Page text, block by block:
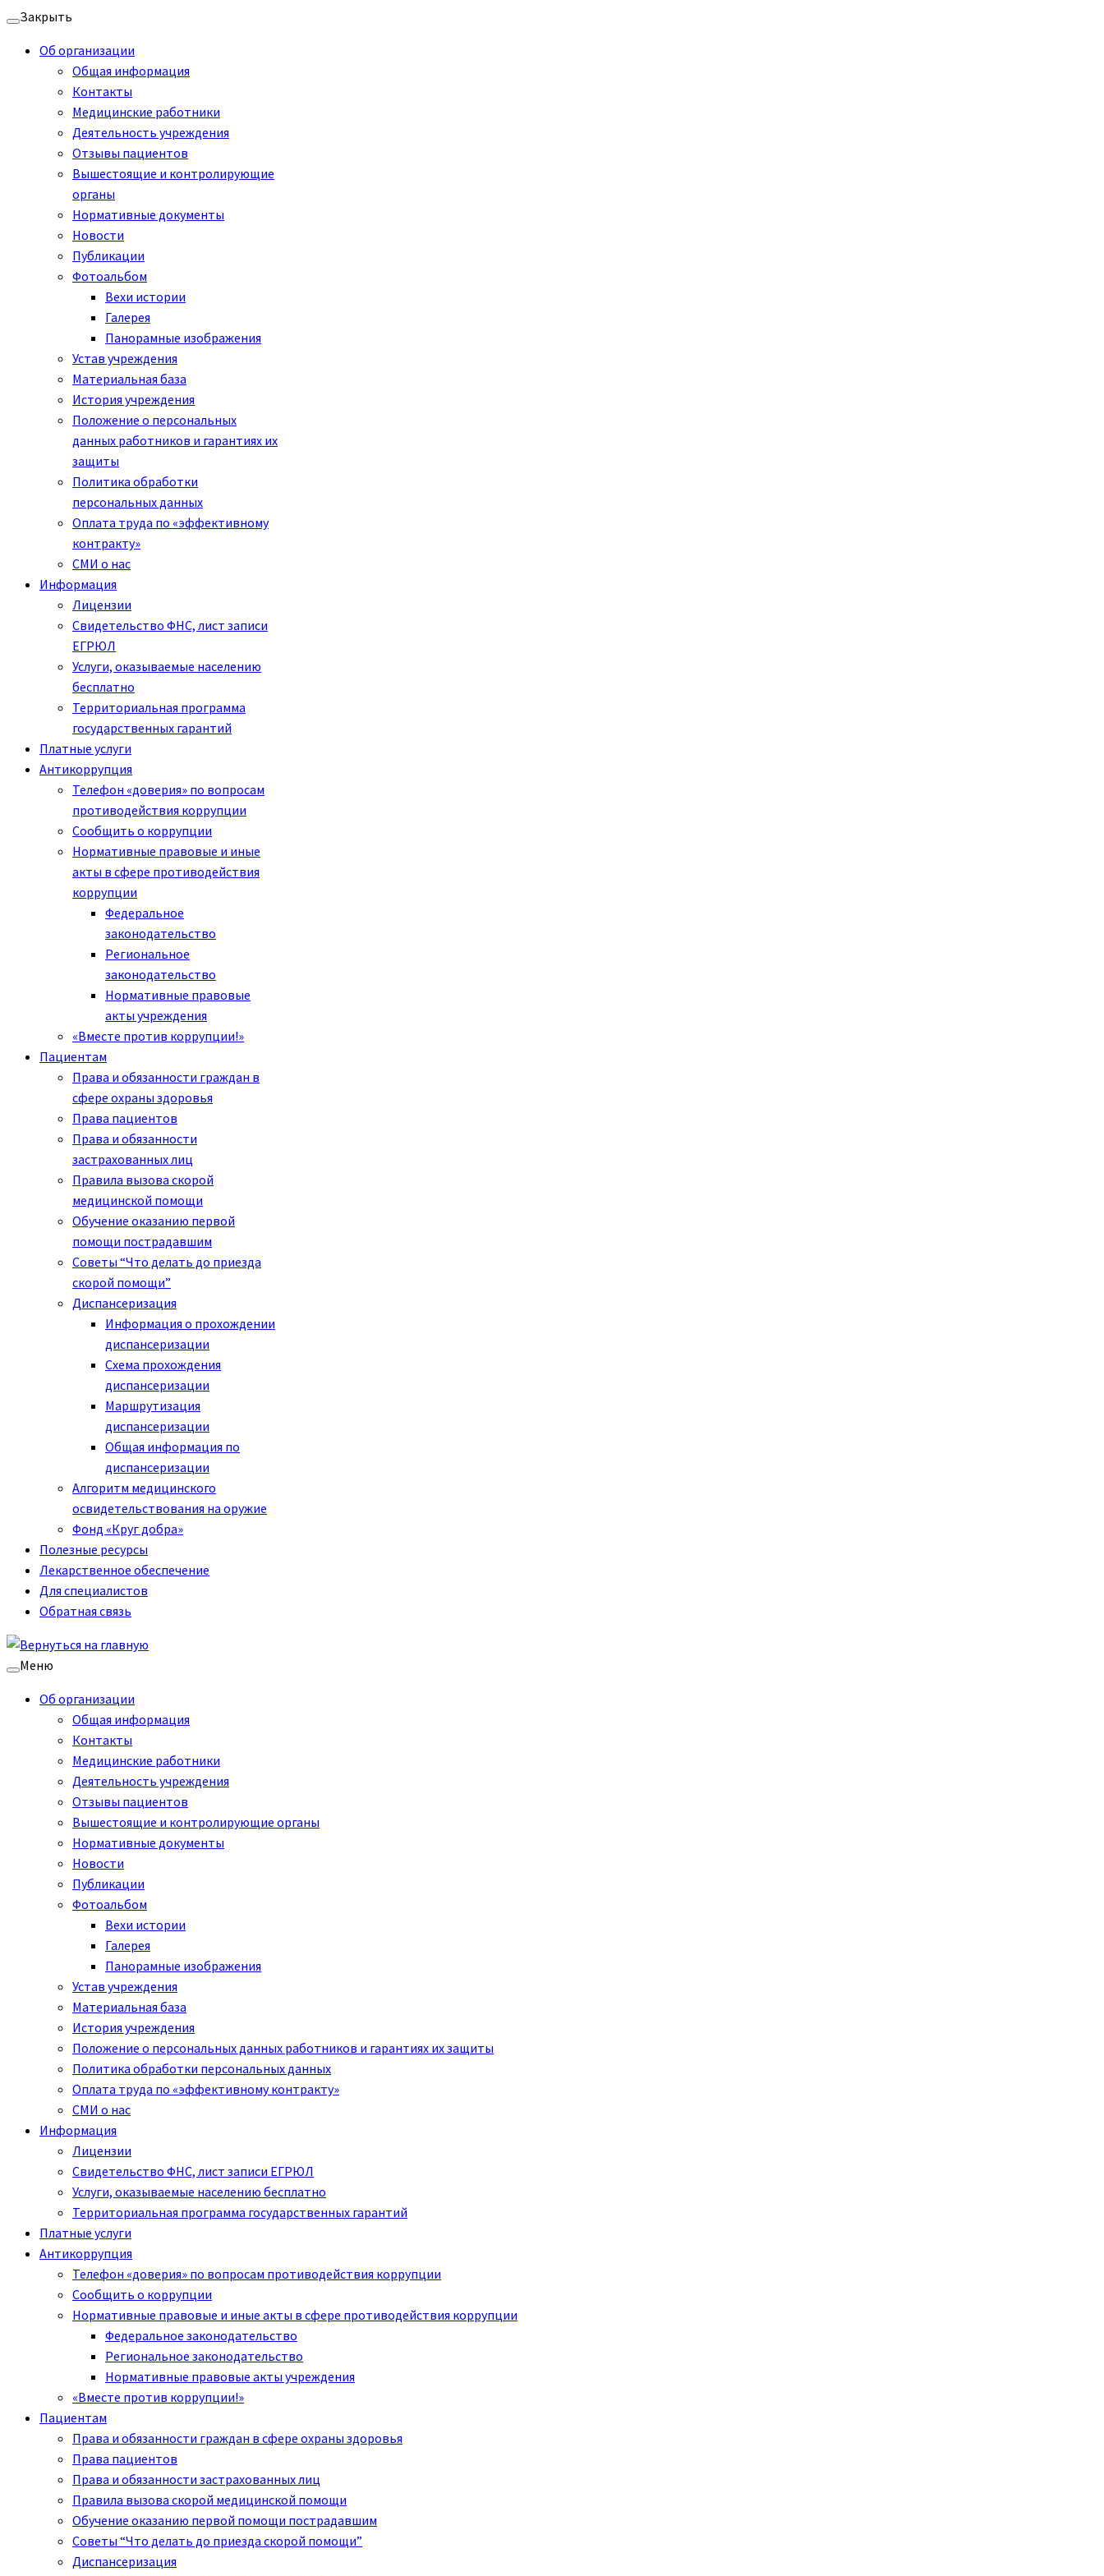
Перейти
содержимому
Закрыть
Об организации
Общая информация
Контакты
Медицинские работники
Деятельность учреждения
Отзывы пациентов
Вышестоящие и контролирующие
органы
Нормативные документы
Новости
Публикации
Фотоальбом
Вехи истории
Галерея
Панорамные изображения
Устав учреждения
Материальная база
История учреждения
Положение о персональных
данных работников и гарантиях их
защиты
Политика обработки
персональных данных
Оплата труда по «эффективному
контракту»
СМИ о нас
Информация
Лицензии
Свидетельство ФНС, лист записи
ЕГРЮЛ
Услуги, оказываемые населению
бесплатно
Территориальная программа
государственных гарантий
Платные услуги
Антикоррупция
Телефон «доверия» по вопросам
противодействия коррупции
Сообщить о коррупции
Нормативные правовые и иные
акты в сфере противодействия
коррупции
Федеральное
законодательство
Региональное
законодательство
Нормативные правовые
акты учреждения
«Вместе против коррупции!»
Пациентам
Права и обязанности граждан в
сфере охраны здоровья
Права пациентов
Права и обязанности
застрахованных лиц
Правила вызова скорой
медицинской помощи
Обучение оказанию первой
помощи пострадавшим
Советы “Что делать до приезда
скорой помощи”
Диспансеризация
Информация о прохождении
диспансеризации
Схема прохождения
диспансеризации
Маршрутизация
диспансеризации
Общая информация по
диспансеризации
Алгоритм медицинского
освидетельствования на оружие
Фонд «Круг добра»
Полезные ресурсы
Лекарственное обеспечение
Для специалистов
Обратная связь
Меню
Об организации
Общая информация
Контакты
Медицинские работники
Деятельность учреждения
Отзывы пациентов
Вышестоящие и контролирующие органы
Нормативные документы
Новости
Публикации
Фотоальбом
Вехи истории
Галерея
Панорамные изображения
Устав учреждения
Материальная база
История учреждения
Положение о персональных данных работников и гарантиях их защиты
Политика обработки персональных данных
Оплата труда по «эффективному контракту»
СМИ о нас
Информация
Лицензии
Свидетельство ФНС, лист записи ЕГРЮЛ
Услуги, оказываемые населению бесплатно
Территориальная программа государственных гарантий
Платные услуги
Антикоррупция
Телефон «доверия» по вопросам противодействия коррупции
Сообщить о коррупции
Нормативные правовые и иные акты в сфере противодействия коррупции
Федеральное законодательство
Региональное законодательство
Нормативные правовые акты учреждения
«Вместе против коррупции!»
Пациентам
Права и обязанности граждан в сфере охраны здоровья
Права пациентов
Права и обязанности застрахованных лиц
Правила вызова скорой медицинской помощи
Обучение оказанию первой помощи пострадавшим
Советы “Что делать до приезда скорой помощи”
Диспансеризация